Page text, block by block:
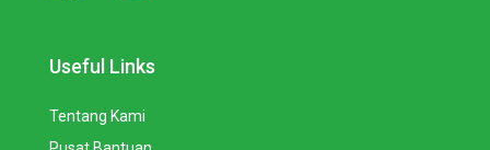
Useful Links
Tentang Kami